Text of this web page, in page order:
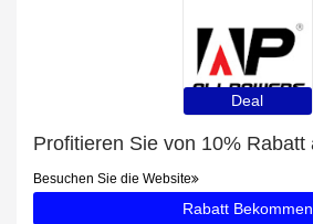
Deal
Besuchen Sie die Website
Rabatt Bekommen